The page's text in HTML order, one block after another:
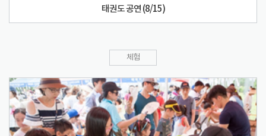
태권도 공연 (8/15)
체험